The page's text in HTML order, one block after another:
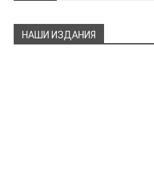
НАШИ ИЗДАНИЯ